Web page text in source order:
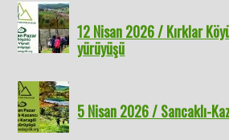
12 Nisan 2026 / Kırklar
yürüyüşü
5 Nisan 2026 / Sancaklı-